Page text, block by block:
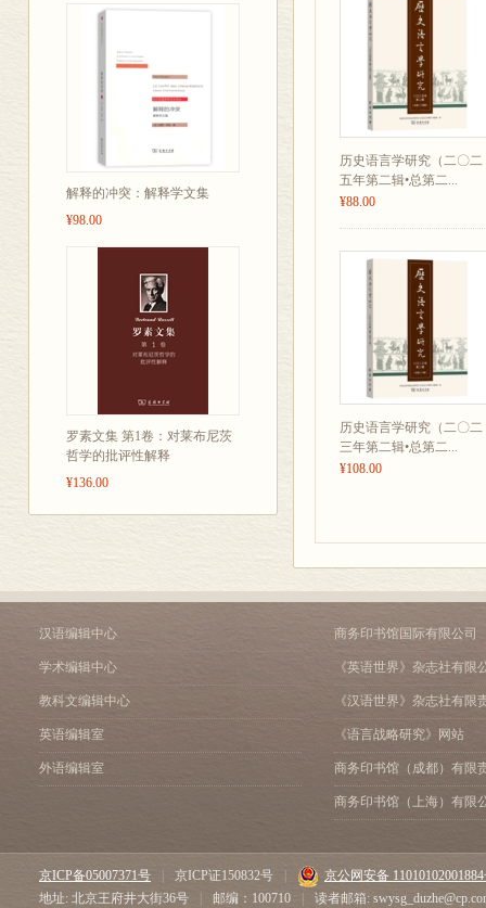
解释的冲突：解释学文集
¥98.00
罗素文集 第1卷：对莱布尼茨
哲学的批评性解释
¥136.00
历史语言学研究（二〇二
五年第二辑•总第二...
¥88.00
历史语言学研究（二〇二
三年第二辑•总第二...
¥108.00
汉语编辑中心
学术编辑中心
教科文编辑中心
英语编辑室
外语编辑室
商务印书馆国际有限公司
《英语世界》杂志社有限
《汉语世界》杂志社有限
《语言战略研究》网站
商务印书馆（成都）有限
商务印书馆（上海）有限
京ICP备05007371号 京ICP证150832号
京公网安备
地址: 北京王府井大街36号
邮编：100710 读者邮箱: